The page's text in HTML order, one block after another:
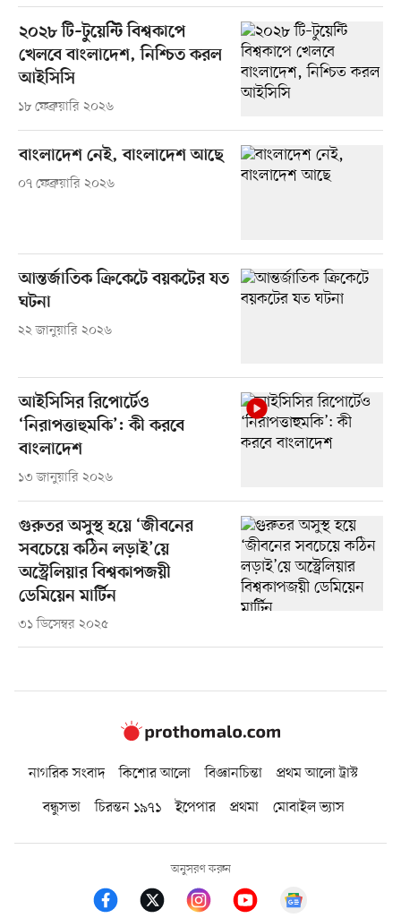
২০২৮ টি–টুয়েন্টি বিশ্বকাপে
খেলবে বাংলাদেশ, নিশ্চিত করল
আইসিসি
১৮ ফেব্রুয়ারি ২০২৬
বাংলাদেশ নেই, বাংলাদেশ আছে
০৭ ফেব্রুয়ারি ২০২৬
আন্তর্জাতিক ক্রিকেটে বয়কটের যত
ঘটনা
২২ জানুয়ারি ২০২৬
আইসিসির রিপোর্টেও
‘নিরাপত্তাহুমকি’: কী করবে
বাংলাদেশ
১৩ জানুয়ারি ২০২৬
গুরুতর অসুস্থ হয়ে ‘জীবনের
সবচেয়ে কঠিন লড়াই’য়ে
অস্ট্রেলিয়ার বিশ্বকাপজয়ী
ডেমিয়েন মার্টিন
৩১ ডিসেম্বর ২০২৫
নাগরিক সংবাদ কিশোর আলো বিজ্ঞানচিন্তা
প্রথম আলো ট্রাস্ট
বন্ধুসভা
চিরন্তন ১৯৭১ ইপেপার প্রথমা মোবাইল ভ্যাস
অনুসরণ করুন